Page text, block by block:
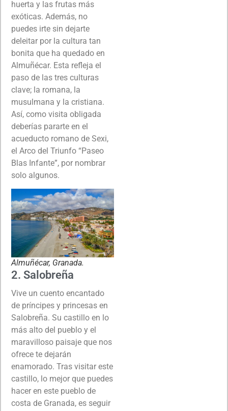
huerta y las frutas más
exóticas. Además, no
puedes irte sin dejarte
deleitar por la cultura tan
bonita que ha quedado en
Almuñécar. Esta refleja el
paso de las tres culturas
clave; la romana, la
musulmana y la cristiana.
Así, como visita obligada
deberías pararte en el
acueducto romano de Sexi,
el Arco del Triunfo “Paseo
Blas Infante”, por nombrar
solo algunos.
Almuñécar, Granada.
2. Salobreña
Vive un cuento encantado
de príncipes y princesas en
Salobreña. Su castillo en lo
más alto del pueblo y el
maravilloso paisaje que nos
ofrece te dejarán
enamorado. Tras visitar este
castillo, lo mejor que puedes
hacer en este pueblo de
costa de Granada, es seguir